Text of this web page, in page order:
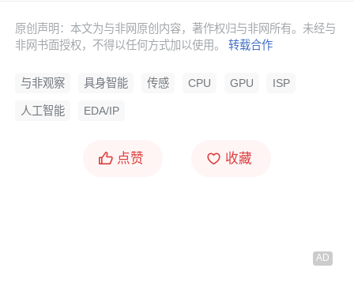
原创声明：本文为与非网原创内容，著作权归与非网所有。未经与
非网书面授权，不得以任何方式加以使用。转载合作
与非观察 具身智能 传感 CPU GPU ISP
人工智能 EDA/IP
点赞 收藏